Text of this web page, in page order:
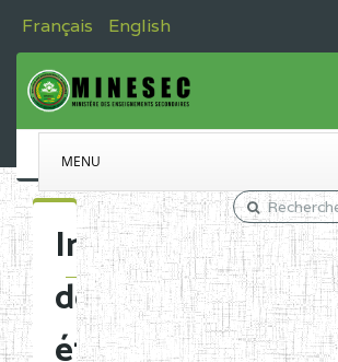
Français English
MENU
Immatriculation
des